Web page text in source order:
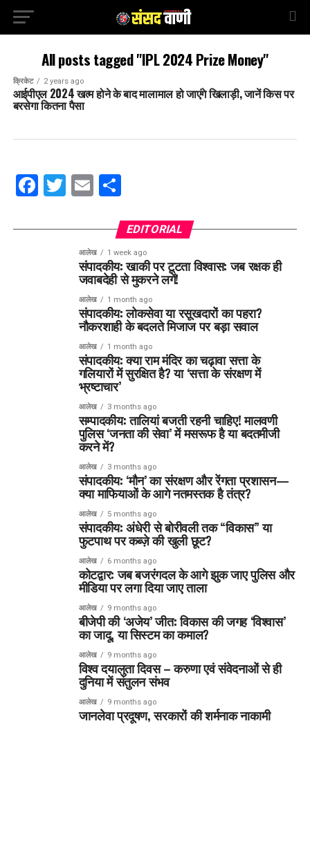
All posts tagged "IPL 2024 Prize Money"
क्रिकेट 2 years ago
आईपीएल 2024 खत्म होने के बाद मालामाल हो जाएंगे खिलाड़ी, जानें किस पर
बरसेगा कितना पैसा
Facebook
Twitter
EmailShare
EDITORIAL
आलेख 1 week ago
संपादकीय: खाकी पर टूटता विश्वास: जब रक्षक ही
जवाबदेही से मुकरने लगें!
आलेख 1 month ago
संपादकीय: लोकसेवा या रसूखदारों का पहरा?
नौकरशाही के बदलते मिजाज पर बड़ा सवाल
आलेख 1 month ago
संपादकीय: क्या राम मंदिर का चढ़ावा सत्ता के
गलियारों में सुरक्षित है? या ‘सत्ता के संरक्षण में
भ्रष्टाचार’
आलेख 3 months ago
सम्पादकीय: तालियां बजती रहनी चाहिए! मालवणी
पुलिस ‘जनता की सेवा’ में मसरूफ है या बदतमीजी
करने में?
आलेख 3 months ago
संपादकीय: ‘मौन’ का संरक्षण और रेंगता प्रशासन—
क्या माफियाओं के आगे नतमस्तक है तंत्र?
आलेख 5 months ago
संपादकीय: अंधेरी से बोरीवली तक “विकास” या
फुटपाथ पर कब्ज़े की खुली छूट?
आलेख 6 months ago
कोटद्वार: जब बजरंगदल के आगे झुक जाए पुलिस और
मीडिया पर लगा दिया जाए ताला
आलेख 9 months ago
बीजेपी की ‘अजेय’ जीत: विकास की जगह ‘विश्वास’
का जादू, या सिस्टम का कमाल?
आलेख 9 months ago
विश्व दयालुता दिवस – करुणा एवं संवेदनाओं से ही
दुनिया में संतुलन संभव
आलेख 9 months ago
जानलेवा प्रदूषण, सरकारों की शर्मनाक नाकामी